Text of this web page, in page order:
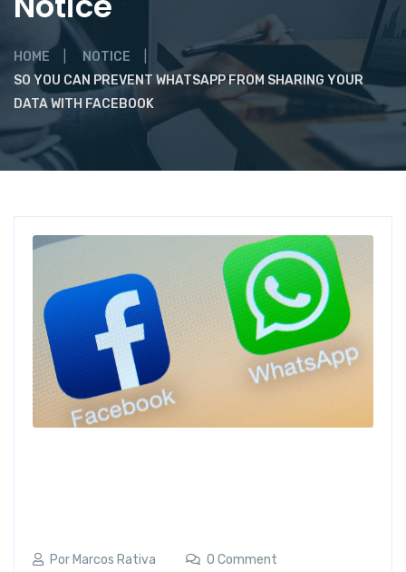
HOME
NOTICE
SO YOU CAN PREVENT WHATSAPP FROM SHARING YOUR
DATA WITH FACEBOOK
Por Marcos Rativa 0 Comment